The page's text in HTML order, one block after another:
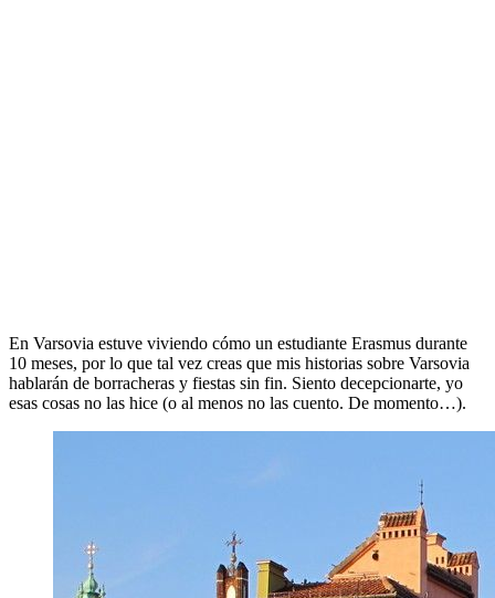
En Varsovia estuve viviendo cómo un estudiante Erasmus durante
10 meses, por lo que tal vez creas que mis historias sobre Varsovia
hablarán de borracheras y fiestas sin fin. Siento decepcionarte, yo
esas cosas no las hice (o al menos no las cuento. De momento…).